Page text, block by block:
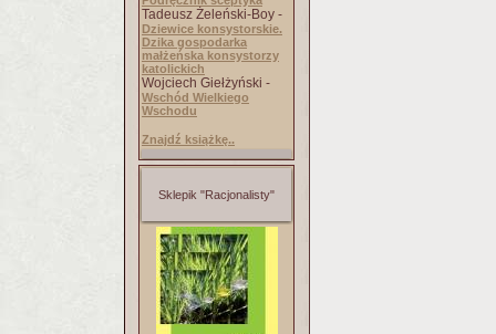
Tadeusz Żeleński-Boy -
Dziewice konsystorskie.
Dzika gospodarka
małżeńska konsystorzy
katolickich
Wojciech Giełżyński -
Wschód Wielkiego
Wschodu
Znajdź książkę..
Sklepik "Racjonalisty"